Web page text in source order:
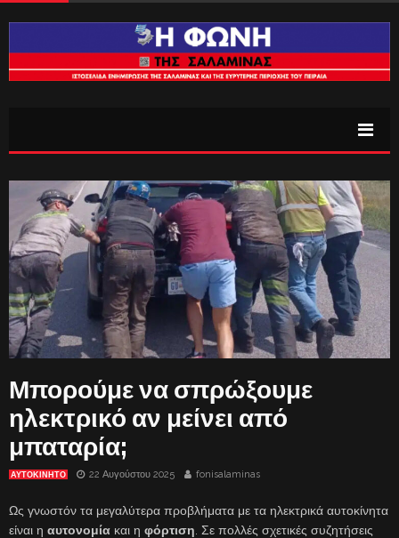
Μπορούμε να σπρώξουμε
ηλεκτρικό αν μείνει από
μπαταρία;
ΑΥΤΟΚΙΝΗΤΟ 22 Αυγούστου 2025 fonisalaminas
Ως γνωστόν τα μεγαλύτερα προβλήματα με τα ηλεκτρικά αυτοκίνητα
είναι η αυτονομία και η φόρτιση . Σε πολλές σχετικές συζητήσεις